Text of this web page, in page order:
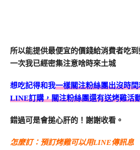
所以能提供最便宜的價錢給消費者吃
一次我已經密集注意啥時來土城
想吃記得和我一樣關注粉絲團出沒時
LINE訂購，關注粉絲團還有送烤雞活
錯過可是會搥心肝的！謝謝收看。
怎麼訂：預訂烤雞可以用LINE傳訊息